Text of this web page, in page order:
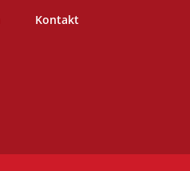
Kontakt